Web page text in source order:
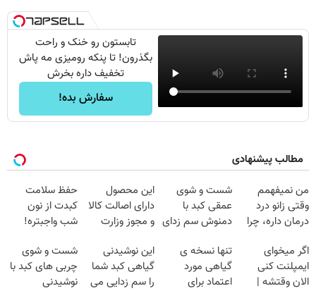
تابستون رو خنک و راحت
بگذرون! تا پنکه رومیزی مه پاش
تخفیف داره بخرش
سفارش بده!
مطالب پیشنهادی
من نمیفهمم
وقتی زانو درد
درمان داره، چرا
تحمل میکنی؟❗
شست و شوی
عمقی کبد با
دمنوش سم زدای
این محصول
دارای اصالت کالا
و مجوز وزارت
است(55%تخفیف)
حفظ سلامت
کبدت از نون
شب واجبتره!
اگر میخوای
ایمپلنت کنی
الان وقتشه |
تنها نسخه ی
گیاهی مورد
اعتماد برای
این نوشیدنی
گیاهی کبد شما
را سم زدایی می
شست و شوی
چربی های کبد با
نوشیدنی